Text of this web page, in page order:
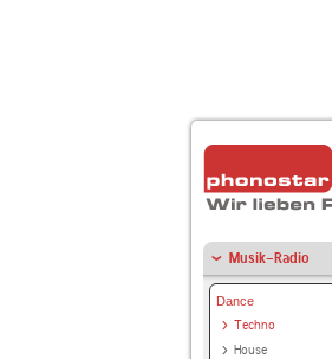
Musik-Radio
Dance
Techno
House